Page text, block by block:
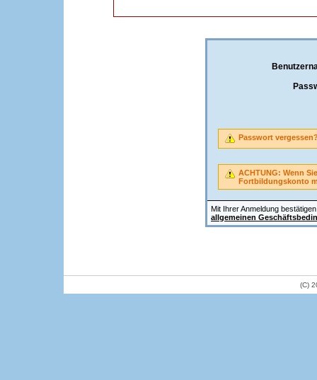
Mit Ihrer Anmeldung
allgemeinen
Passwort
ACHTUNG: Wenn
Fortbildungskonto
(C)